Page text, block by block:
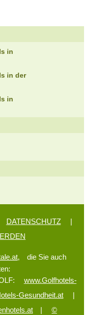
in
in der
in
DATENSCHUTZ
|
die Sie auch
www.Golfhotels-
Gesundheit.at
|
| ©